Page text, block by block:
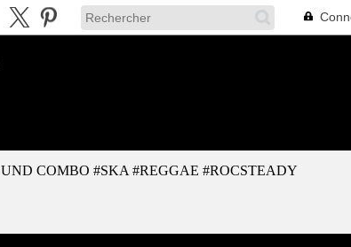
COMBO #SKA #REGGAE #ROCSTEADY